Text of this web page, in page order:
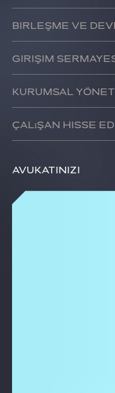
Birleşme ve
Girişim
Kurumsal
Çalışan Hisse
AvukatInIzI